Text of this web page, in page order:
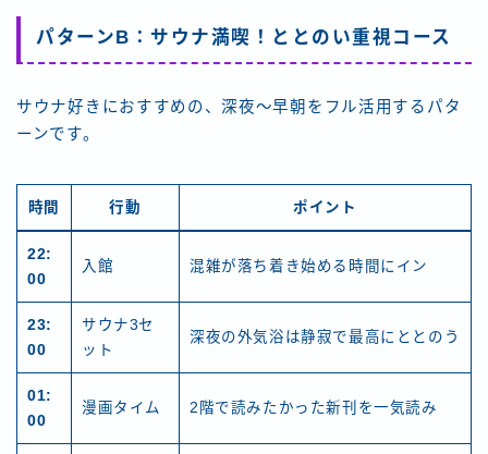
パターンB：サウナ満喫！ととのい重視コース
サウナ好きにおすすめの、深夜〜早朝をフル活用するパタ
ーンです。
時間 行動 ポイント
22:
00
入館 混雑が落ち着き始める時間にイン
23:
00
サウナ3セ
ット
深夜の外気浴は静寂で最高にととのう
01:
00
漫画タイム 2階で読みたかった新刊を一気読み